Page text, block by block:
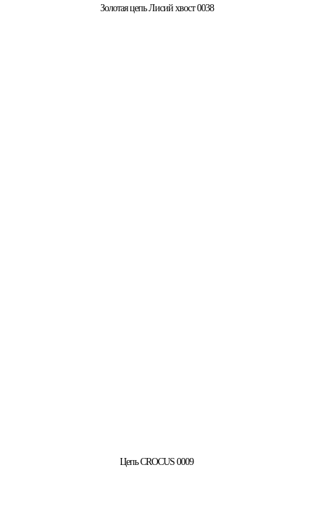
Золотая цепь Лисий хвост 0038
Цепь CROCUS 0009